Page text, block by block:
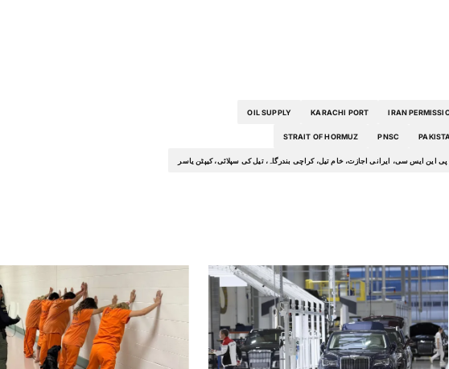
IRAN
KARACHI PORT
OIL SUPPLY
PNSC
STRAIT OF HORMUZ
این ایس سی، ایرانی اجازت، خام تیل، کراچی بندرگاہ، تیل کی سپلائی، کیپٹن یاسر